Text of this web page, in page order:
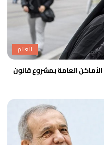
العالم
الأماكن العامة بمشروع قانون